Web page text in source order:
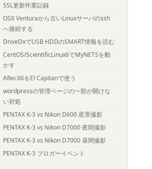
SSL更新作業記録
OSX Venturaから古いLinuxサーバのssh
へ接続する
DriveDxでUSB HDDのSMART情報を読む
CentOS/ScientificLinux6でMyNETSを動
かす
ARecX6をEl Capitanで使う
wordpressの管理ページの一部が開けな
い対処
PENTAX K-3 vs Nikon D600 星景撮影
PENTAX K-3 vs Nikon D7000 夜間撮影
PENTAX K-3 vs Nikon D7000 昼間撮影
PENTAX K-3 ブロガーイベント